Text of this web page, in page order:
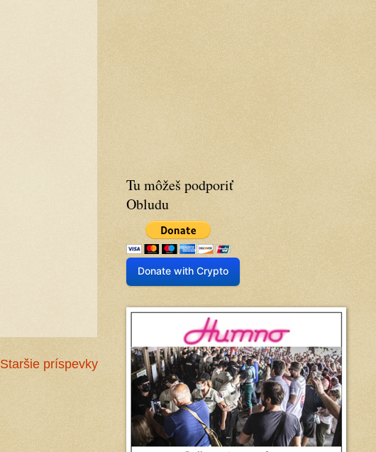
Staršie príspevky
Tu môžeš podporiť
Obludu
Donate with Crypto